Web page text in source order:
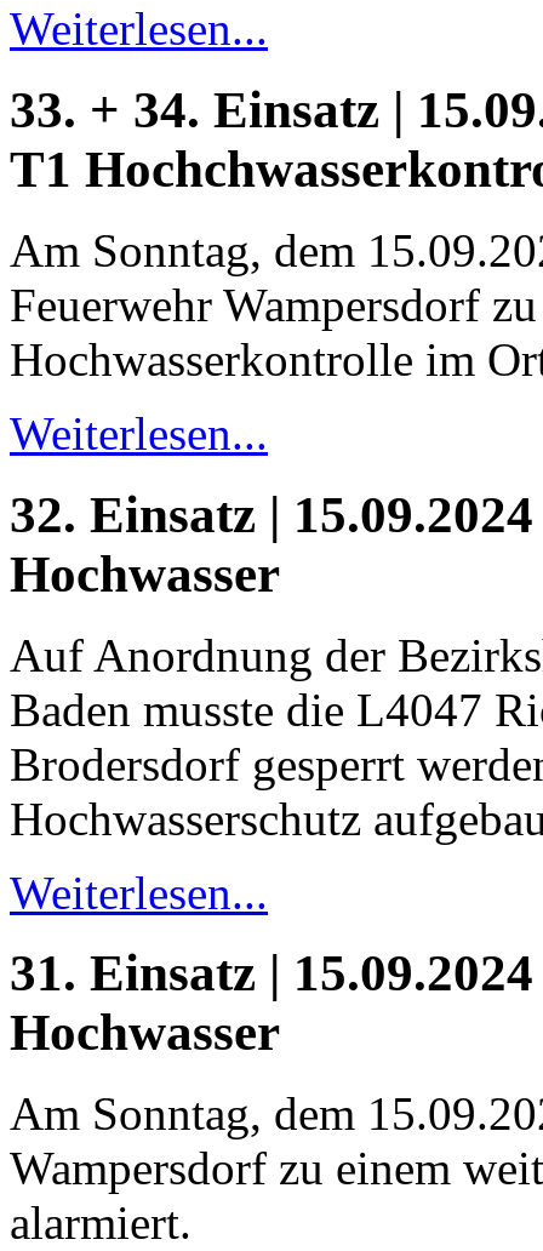
Weiterlesen...
33. + 34. Einsatz |
T1
Am Sonntag, dem
Feuerwehr Wampersdorf
Hochwasserkontrolle im
Weiterlesen...
32. Einsatz |
Hochwasser
Auf Anordnung der
Baden musste die L4047
Brodersdorf gesperrt
Hochwasserschutz
Weiterlesen...
31. Einsatz |
Hochwasser
Am Sonntag, dem
Wampersdorf zu einem
alarmiert.